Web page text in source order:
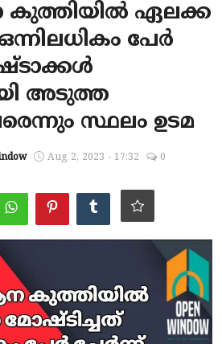
കുത്തിയിൽ ഏലക്ക
പേർ
അടുത്ത
സ്ഥലം ഉടമ
Aug 2, 2023 - 17:32 0